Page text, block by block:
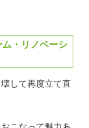
・リノベーシ
して再度立て直